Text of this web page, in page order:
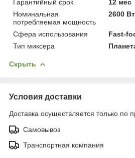
Гарантийный срок
12 мес
Номинальная
потребляемая мощность
2600 Вт
Сфера использования
Fast-
Тип миксера
Скрыть
Условия доставки
Доставка осуществляется только по
Самовывоз
Транспортная компания